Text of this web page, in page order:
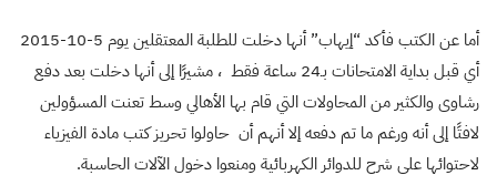
أما عن الكتب فأكد “إيهاب” أنها دخلت للطلبة المعتقلين يوم 5-10-2015
أي قبل بداية الامتحانات بـ24 ساعة فقط ، مشيرًا إلى أنها دخلت بعد دفع
رشاوى والكثير من المحاولات التي قام بها الأهالي وسط تعنت المسؤولين
لافتًا إلى أنه ورغم ما تم دفعه إلا أنهم أن حاولوا تحريز كتب مادة الفيزياء
لاحتوائها على شرح للدوائر الكهربائية ومنعوا دخول الآلات الحاسبة.